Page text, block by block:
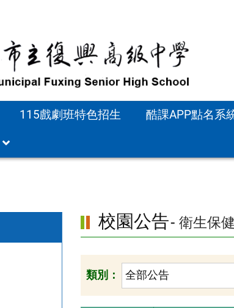
115戲劇班特色招生 酷課APP點名系
校園公告- 衛生保
類別：